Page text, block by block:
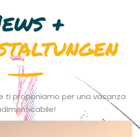
+
ti proponiamo per una vacanza